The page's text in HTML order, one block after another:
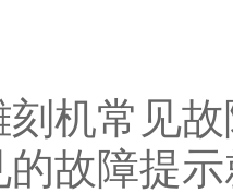
机常见
故障提